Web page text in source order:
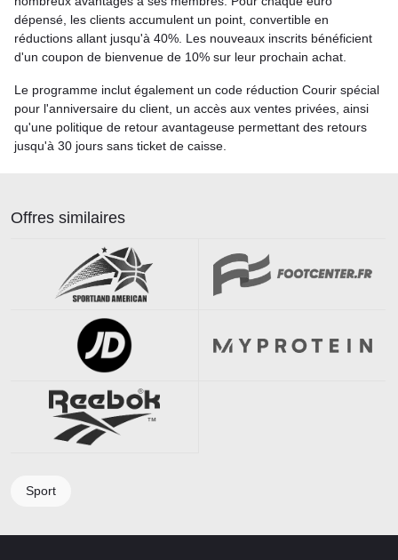
dépensé, les clients accumulent un point, convertible en
réductions allant jusqu'à 40%. Les nouveaux inscrits bénéficient
d'un coupon de bienvenue de 10% sur leur prochain achat.
Le programme inclut également un code réduction Courir spécial
pour l'anniversaire du client, un accès aux ventes privées, ainsi
qu'une politique de retour avantageuse permettant des retours
jusqu'à 30 jours sans ticket de caisse.
Offres similaires
Sport